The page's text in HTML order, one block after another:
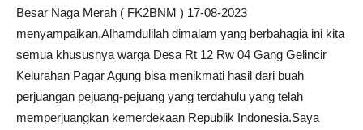
Besar Naga Merah ( FK2BNM ) 17-08-2023
menyampaikan,Alhamdulilah dimalam yang berbahagia ini kita
semua khususnya warga Desa Rt 12 Rw 04 Gang Gelincir
Kelurahan Pagar Agung bisa menikmati hasil dari buah
perjuangan pejuang-pejuang yang terdahulu yang telah
memperjuangkan kemerdekaan Republik Indonesia.Saya